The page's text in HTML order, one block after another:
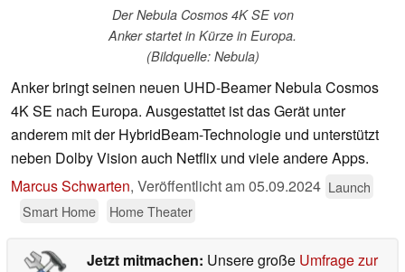
Der Nebula Cosmos 4K SE von
Anker startet in Kürze in Europa.
(Bildquelle: Nebula)
Anker bringt seinen neuen UHD-Beamer Nebula Cosmos
4K SE nach Europa. Ausgestattet ist das Gerät unter
anderem mit der HybridBeam-Technologie und unterstützt
neben Dolby Vision auch Netflix und viele andere Apps.
Marcus Schwarten, Veröffentlicht am05.09.2024 Launch
Smart Home
Home Theater
Jetzt mitmachen: Unsere große Umfrage zur